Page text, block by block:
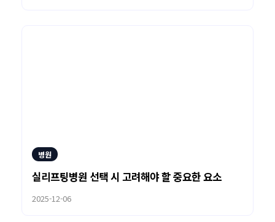
병원
실리프팅병원 선택 시 고려해야 할 중요한 요소
2025-12-06